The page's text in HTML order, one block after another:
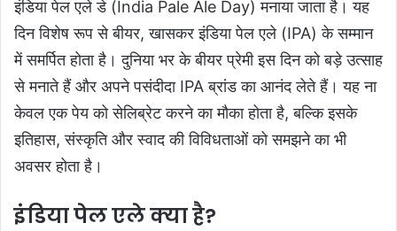
इंडिया पेल एले डे (India Pale Ale Day) मनाया जाता है। यह
दिन विशेष रूप से बीयर, खासकर इंडिया पेल एले (IPA) के सम्मान
में समर्पित होता है। दुनिया भर के बीयर प्रेमी इस दिन को बड़े उत्साह
से मनाते हैं और अपने पसंदीदा IPA ब्रांड का आनंद लेते हैं। यह ना
केवल एक पेय को सेलिब्रेट करने का मौका होता है, बल्कि इसके
इतिहास, संस्कृति और स्वाद की विविधताओं को समझने का भी
अवसर होता है।
इंडिया पेल एले क्या है?